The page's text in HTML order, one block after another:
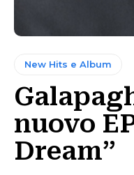
New Hits e Album
nuovo
Dream”